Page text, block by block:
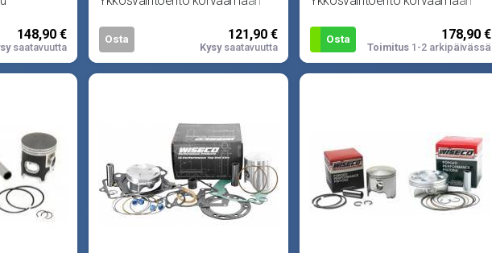
148,90 €
saatavuutta
tahansa moottorissa.
Osta 121,90 €
Kysysaatavuutta
tahansa moottorissa.
Osta 178,90 €
Toimitus1-2 arkipäivässä